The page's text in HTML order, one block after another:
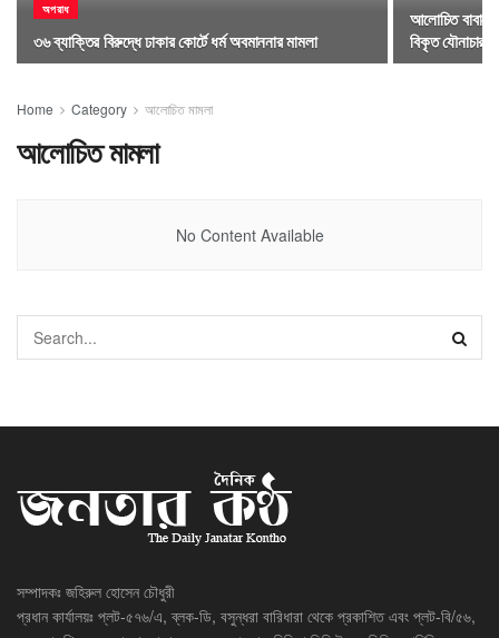
অপরাধ
৩৬ ব্যাক্তির বিরুদ্ধে ঢাকার কোর্টে ধর্ম অবমাননার মামলা
আলোচিত বাবা-
বিকৃত যৌনাচার
Home Category আলোচিত মামলা
আলোচিত মামলা
No Content Available
সম্পাদকঃ জহিরুল হোসেন চৌধুরী
প্রধান কার্যালয়ঃ প্লট-৫৭৬/এ, ব্লক-ডি, বসুন্ধরা বারিধারা থেকে প্রকাশিত এবং প্লট-বি/৫৬,